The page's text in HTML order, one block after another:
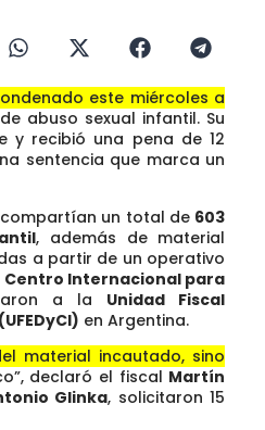
este miércoles a
abuso sexual infantil. Su
y recibió una pena de 12
sentencia que marca un
un total de 603
, además de material
a partir de un operativo
Centro Internacional para
a la Unidad Fiscal
en Argentina.
material incautado, sino
, declaró el fiscal Martín
Glinka, solicitaron 15